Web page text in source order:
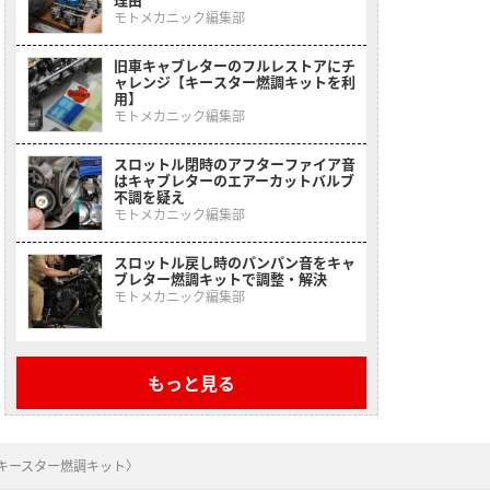
モトメカニック編集部
旧車キャブレターのフルレストアにチ
ャレンジ【キースター燃調キットを利
用】
モトメカニック編集部
スロットル閉時のアフターファイア音
はキャブレターのエアーカットバルブ
不調を疑え
モトメカニック編集部
スロットル戻し時のパンパン音をキャ
ブレター燃調キットで調整・解決
モトメカニック編集部
もっと見る
スター燃調キット〉